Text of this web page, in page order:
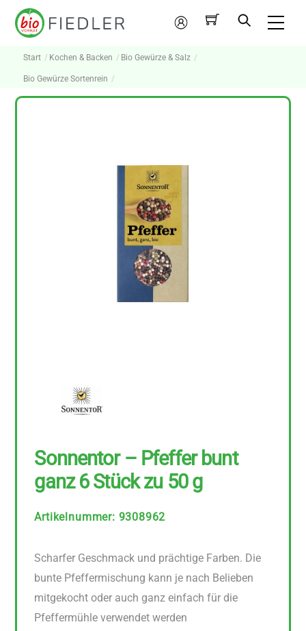
Skip
Mein
Konto
Start Kochen & Backen Bio Gewürze & Salz
Bio Gewürze Sortenrein
Sonnentor – Pfeffer bunt
ganz 6 Stück zu 50 g
Artikelnummer: 9308962
Scharfer Geschmack und prächtige Farben. Die
bunte Pfeffermischung kann je nach Belieben
mitgekocht oder auch ganz einfach für die
Pfeffermühle verwendet werden